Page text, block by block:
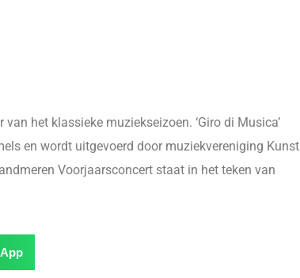
het klassieke muziekseizoen. ‘Giro di Musica’
en wordt uitgevoerd door muziekvereniging Kunst
Voorjaarsconcert staat in het teken van